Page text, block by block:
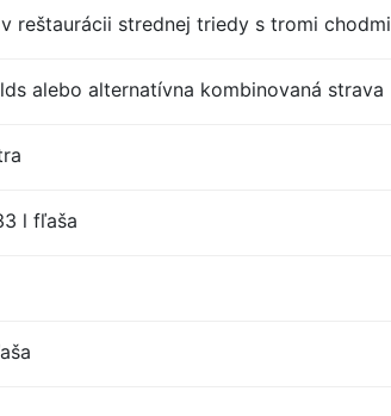
reštaurácii strednej triedy s tromi chodmi
alebo alternatívna kombinovaná strava
l fľaša